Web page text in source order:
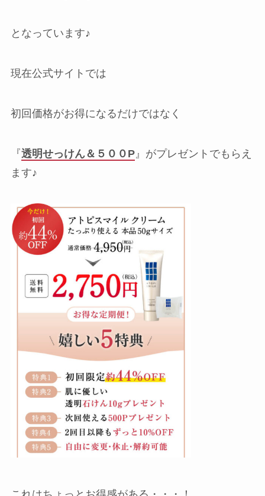
となっています♪
現在公式サイトでは
初回価格がお得になるだけではなく
『透明せっけん＆５００P』がプレゼントでもらえ
ます♪